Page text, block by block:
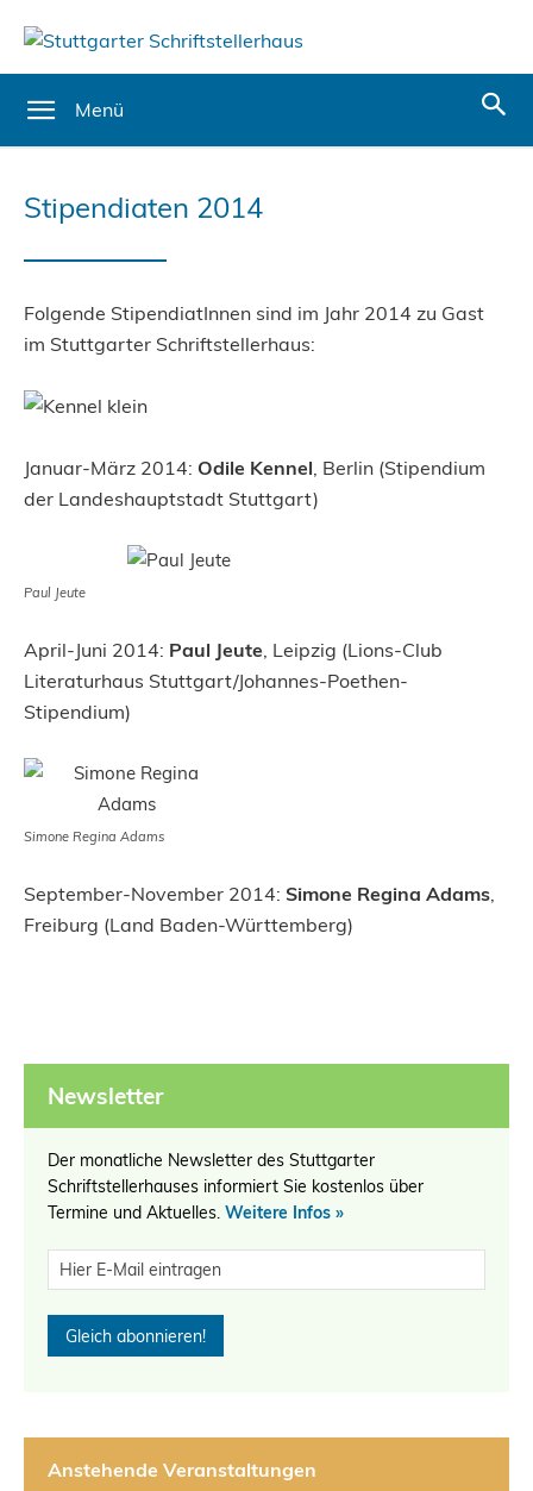
Menü
Stipendiaten 2014
Folgende StipendiatInnen sind im Jahr 2014 zu Gast
im Stuttgarter Schriftstellerhaus:
Januar-März 2014: Odile Kennel , Berlin (Stipendium
der Landeshauptstadt Stuttgart)
Paul Jeute
April-Juni 2014: Paul Jeute , Leipzig (Lions-Club
Literaturhaus Stuttgart/Johannes-Poethen-
Stipendium)
Simone Regina Adams
September-November 2014: Simone Regina Adams
Freiburg (Land Baden-Württemberg)
Newsletter
Der monatliche Newsletter des Stuttgarter
Schriftstellerhauses informiert Sie kostenlos über
Termine und Aktuelles. Weitere Infos »
Anstehende Veranstaltungen